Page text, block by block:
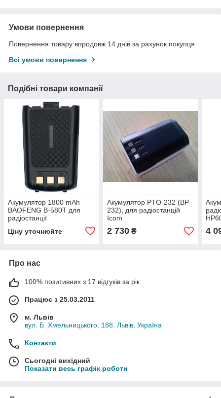
Умови повернення
Повернення товару впродовж 14 днів за рахунок покупця
Всі умови повернення
Подібні товари компанії
Акумулятор 1800 mAh
BAOFENG B-580T для
радіостанції
Ціну уточнюйте
Акумулятор PTO-232 (BP-
232), для радіостанцій
Icom
2 730₴ 4
Про нас
100% позитивних з 17 відгуків за рік
Працює з 25.03.2011
м. Львів
вул. Б. Хмельницького, 188, Львів, Україна
Контакти
Сьогодні вихідний
Показати весь графік роботи